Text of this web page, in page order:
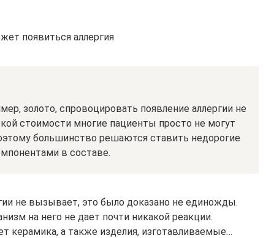
появиться аллергия
золото, спровоцировать появление аллергии не
стоимости многие пациенты просто не могут
большинство решаются ставить недорогие
в составе.
не вызывает, это было доказано не единожды.
на него не дает почти никакой реакции.
керамика, а также изделия, изготавливаемые…